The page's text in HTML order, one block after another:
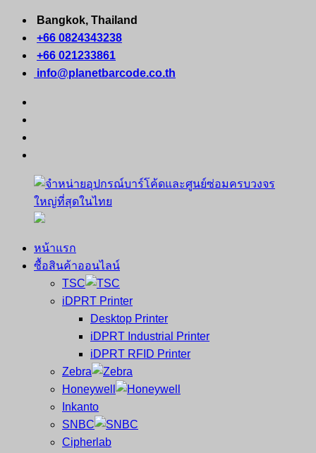
Skip
content
Bangkok, Thailand
+66 0824343238
+66 021233861
info@planetbarcode.co.th
จำหน่าย
คอมพิวเตอร์
หน้าแรก
ซื้อสินค้าออนไลน์
TSC
iDPRT Printer
Desktop Printer
iDPRT Industrial Printer
iDPRT RFID Printer
Zebra
Honeywell
Inkanto
SNBC
Cipherlab